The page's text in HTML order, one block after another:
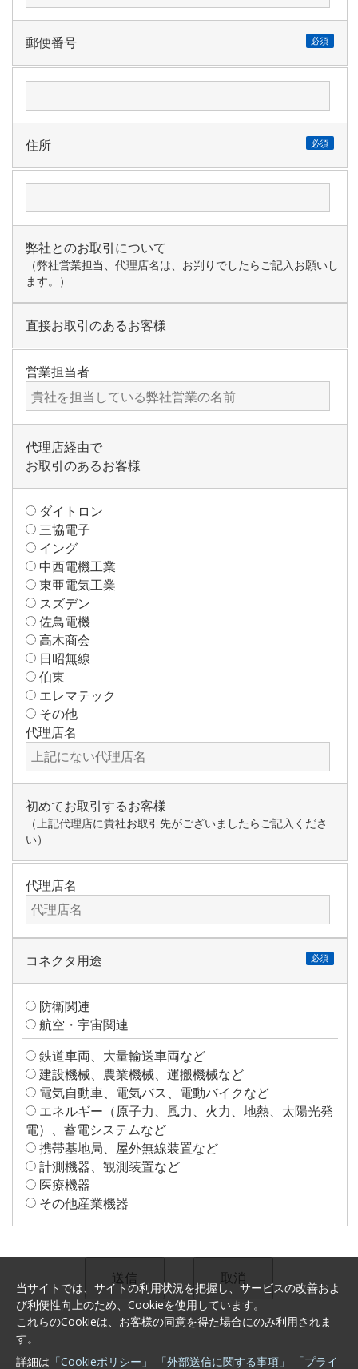
郵便番号 必須
住所 必須
弊社とのお取引について
（弊社営業担当、代理店名は、お判りでしたらご記入お願いし
ます。）
直接お取引のあるお客様
営業担当者
代理店経由で
お取引のあるお客様
ダイトロン
三協電子
イング
中西電機工業
東亜電気工業
スズデン
佐鳥電機
高木商会
日昭無線
伯東
エレマテック
その他
代理店名
初めてお取引するお客様
（上記代理店に貴社お取引先がございましたらご記入くださ
い）
代理店名
コネクタ用途 必須
防衛関連
航空・宇宙関連
鉄道車両、大量輸送車両など
建設機械、農業機械、運搬機械など
電気自動車、電気バス、電動バイクなど
エネルギー（原子力、風力、火力、地熱、太陽光発
電）、蓄電システムなど
携帯基地局、屋外無線装置など
計測機器、観測装置など
医療機器
その他産業機器
当サイトでは、サイトの利用状況を把握し、サービスの改善およ
び利便性向上のため、Cookieを使用しています。
これらのCookieは、お客様の同意を得た場合にのみ利用されま
す。
詳細は 「Cookieポリシー」 「外部送信に関する事項」 「プライ